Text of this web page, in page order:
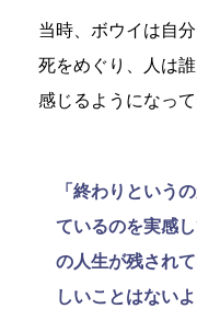
当時、ボウイは自
死をめぐり、人は
感じるようになって
「終わりという
ているのを実感
の人生が残され
しいことはない